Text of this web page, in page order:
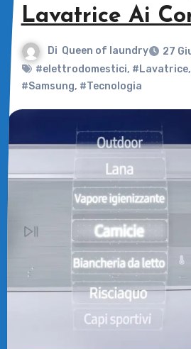
Lavatrice Ai
Di Queen of laundry
27
#elettrodomestici, #Lavatrice,
#Samsung, #Tecnologia